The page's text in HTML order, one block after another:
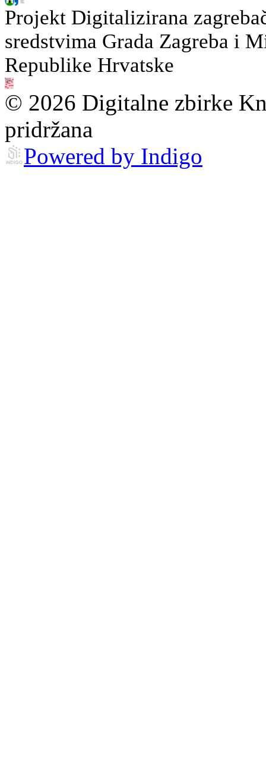
Projekt Digitalizirana
sredstvima Grada Zagreba i
Republike Hrvatske
© 2026 Digitalne zbirke
pridržana
Powered by Indigo